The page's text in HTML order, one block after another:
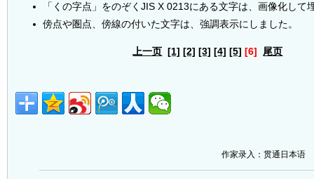
「くの字点」をのぞくJIS X 0213にある文字は、画像化して
傍点や圏点、傍線の付いた文字は、強調表示にしました。
上一页 [1] [2] [3] [4] [5] [6] 尾页
作家录入：贯通日本语